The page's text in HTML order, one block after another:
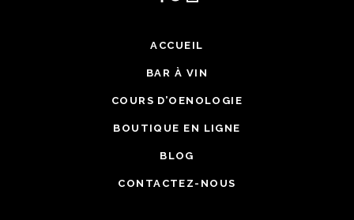
ACCUEIL
BAR À VIN
COURS D’OENOLOGIE
BOUTIQUE EN LIGNE
BLOG
CONTACTEZ-NOUS